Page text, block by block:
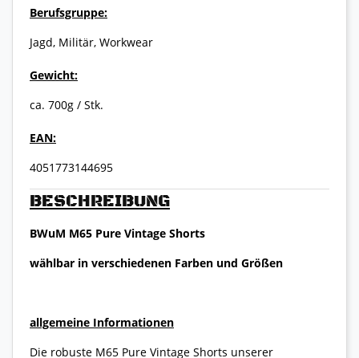
BESCHREIBUNG
BWuM M65 Pure Vintage Shorts
wählbar in verschiedenen Farben und Größen
allgemeine Informationen
Die robuste M65 Pure Vintage Shorts unserer
Berufsgruppe:
Jagd, Militär, Workwear
Gewicht:
ca. 700g / Stk.
EAN:
4051773144695